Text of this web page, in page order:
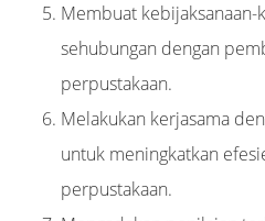
Membuat
sehubungan dengan
perpustakaan.
Melakukan kerjasama
untuk meningkatkan
perpustakaan.